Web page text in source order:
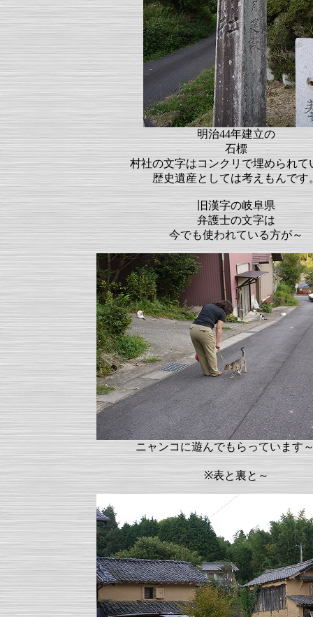
明治44年建立の
石標
村社の文字はコンクリで埋められて
歴史遺産としては考えもんです
旧漢字の岐阜県
弁護士の文字は
今でも使われている方が～
ニャンコに遊んでもらっています
※表と裏と～